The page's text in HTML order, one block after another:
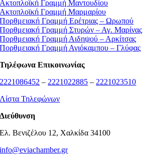
Ακτοπλοϊκή Γραμμή Μαντουδίου
Ακτοπλοϊκή Γραμμή Μαρμαρίου
Πορθμειακή Γραμμή Ερέτριας – Ωρωπού
Πορθμειακή Γραμμή Στυρών – Αγ. Μαρίνας
Πορθμειακή Γραμμή Αιδηψού – Αρκίτσας
Πορθμειακή Γραμμή Αγιόκαμπου – Γλύφας
Τηλέφωνα Επικοινωνίας
2221086452 – 2221022885 – 2221023510
Λίστα Τηλεφώνων
Διεύθυνση
Ελ. Βενιζέλου 12, Χαλκίδα 34100
info@eviachamber.gr